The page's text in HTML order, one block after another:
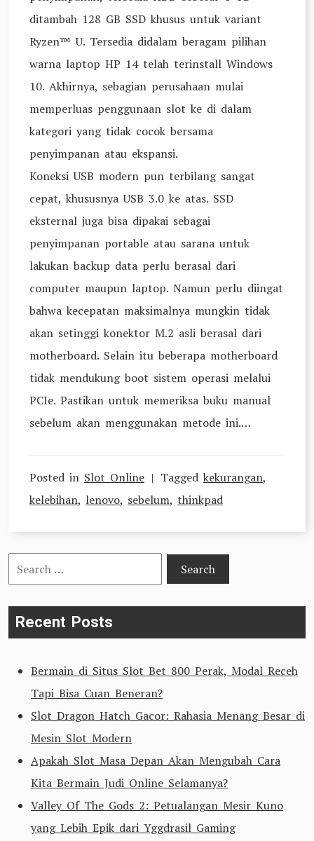
ditambah 128 GB SSD khusus untuk variant
Ryzen™ U. Tersedia didalam beragam pilihan
warna laptop HP 14 telah terinstall Windows
10. Akhirnya, sebagian perusahaan mulai
memperluas penggunaan slot ke di dalam
kategori yang tidak cocok bersama
penyimpanan atau ekspansi.
Koneksi USB modern pun terbilang sangat
cepat, khususnya USB 3.0 ke atas. SSD
eksternal juga bisa dipakai sebagai
penyimpanan portable atau sarana untuk
lakukan backup data perlu berasal dari
computer maupun laptop. Namun perlu diingat
bahwa kecepatan maksimalnya mungkin tidak
akan setinggi konektor M.2 asli berasal dari
motherboard. Selain itu beberapa motherboard
tidak mendukung boot sistem operasi melalui
PCIe. Pastikan untuk memeriksa buku manual
sebelum akan menggunakan metode ini.…
Posted in Slot Online Tagged kekurangan,
kelebihan, lenovo, sebelum, thinkpad
Search
for:
Recent Posts
Bermain di Situs Slot Bet 800 Perak, Modal Receh
Tapi Bisa Cuan Beneran?
Slot Dragon Hatch Gacor: Rahasia Menang Besar di
Mesin Slot Modern
Apakah Slot Masa Depan Akan Mengubah Cara
Kita Bermain Judi Online Selamanya?
Valley Of The Gods 2: Petualangan Mesir Kuno
yang Lebih Epik dari Yggdrasil Gaming